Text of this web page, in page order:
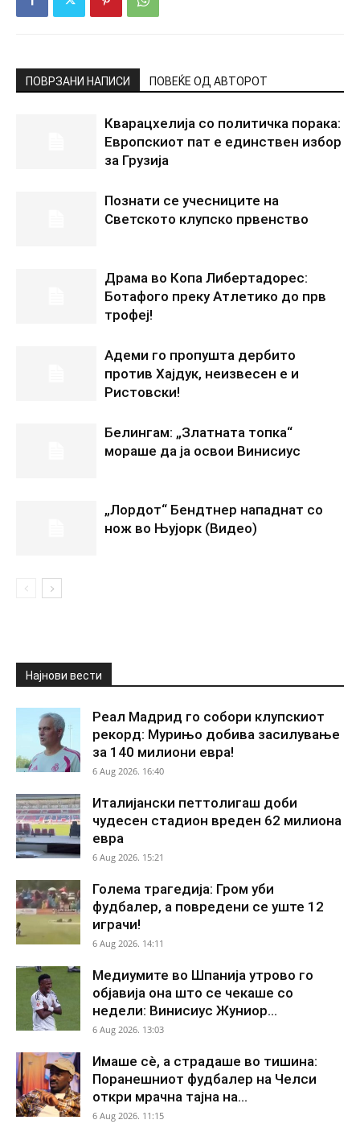
ПОВРЗАНИ НАПИСИ ПОВЕЌЕ ОД АВТОРОТ
Кварацхелија со политичка порака:
Европскиот пат е единствен избор
за Грузија
Познати се учесниците на
Светското клупско првенство
Драма во Копа Либертадорес:
Ботафого преку Атлетико до прв
трофеј!
Адеми го пропушта дербито
против Хајдук, неизвесен е и
Ристовски!
Белингам: „Златната топка“
мораше да ја освои Винисиус
„Лордот“ Бендтнер нападнат со
нож во Њујорк (Видео)
Најнови вести
Реал Мадрид го собори клупскиот
рекорд: Мурињо добива засилување
за 140 милиони евра!
6 Aug 2026. 16:40
Италијански петтолигаш доби
чудесен стадион вреден 62 милиона
евра
6 Aug 2026. 15:21
Голема трагедија: Гром уби
фудбалер, а повредени се уште 12
играчи!
6 Aug 2026. 14:11
Медиумите во Шпанија утрово го
објавија она што се чекаше со
недели: Винисиус Жуниор...
6 Aug 2026. 13:03
Имаше сè, а страдаше во тишина:
Поранешниот фудбалер на Челси
откри мрачна тајна на...
6 Aug 2026. 11:15